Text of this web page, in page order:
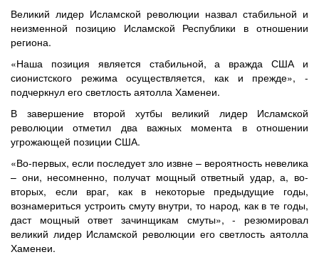
Великий лидер Исламской революции назвал стабильной и
неизменной позицию Исламской Республики в отношении
региона.
«Наша позиция является стабильной, а вражда США и
сионистского режима осуществляется, как и прежде», -
подчеркнул его светлость аятолла Хаменеи.
В завершение второй хутбы великий лидер Исламской
революции отметил два важных момента в отношении
угрожающей позиции США.
«Во-первых, если последует зло извне – вероятность невелика
– они, несомненно, получат мощный ответный удар, а, во-
вторых, если враг, как в некоторые предыдущие годы,
вознамериться устроить смуту внутри, то народ, как в те годы,
даст мощный ответ зачинщикам смуты», - резюмировал
великий лидер Исламской революции его светлость аятолла
Хаменеи.